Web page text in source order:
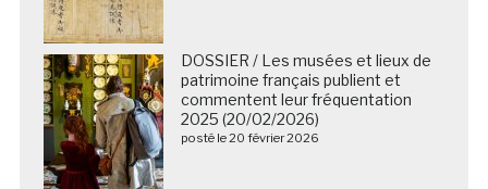
DOSSIER / Les musées et lieux de
patrimoine français publient et
commentent leur fréquentation
2025 (20/02/2026)
posté le 20 février 2026